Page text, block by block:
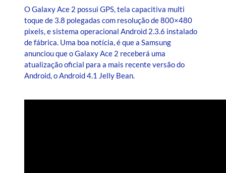
O Galaxy Ace 2 possui GPS, tela capacitiva multi
toque de 3.8 polegadas com resolução de 800×480
pixels, e sistema operacional Android 2.3.6 instalado
de fábrica. Uma boa notícia, é que a Samsung
anunciou que o Galaxy Ace 2 receberá uma
atualização oficial para a mais recente versão do
Android, o Android 4.1 Jelly Bean.